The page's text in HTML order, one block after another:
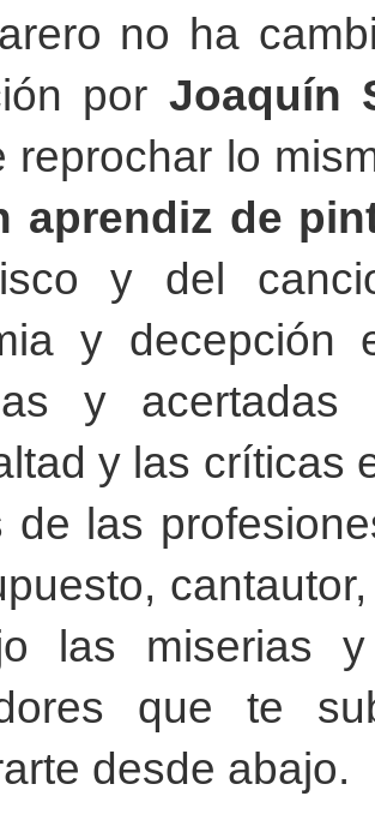
no ha
por Joaquín
reprochar lo
aprendiz de
y del
y
y
y las críticas
de las
las miserias
que te
desde abajo.